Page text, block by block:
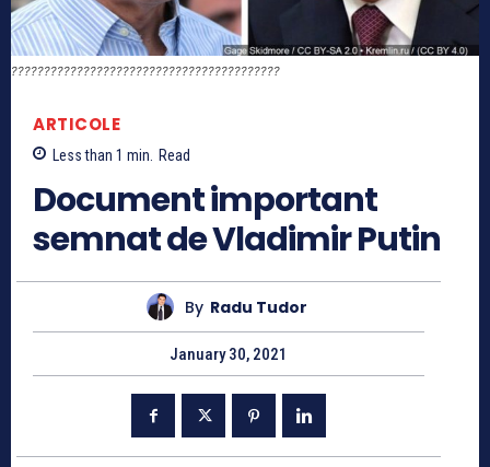
?????????????????????????????????????????
ARTICOLE
Less than 1 min. Read
Document important
semnat de Vladimir Putin
By Radu Tudor
January 30, 2021